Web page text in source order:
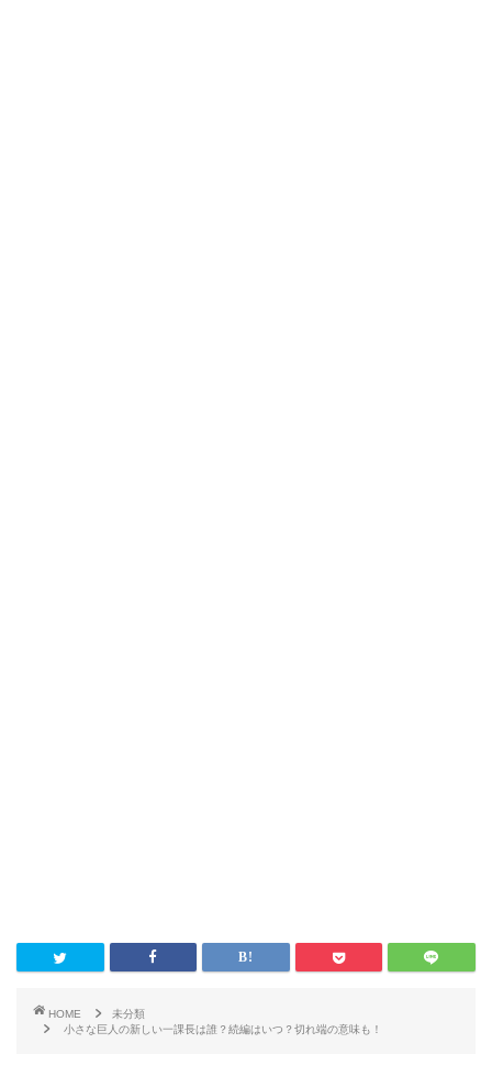
HOME
未分類
小さな巨人の新しい一課長は誰？続編はいつ？切れ端の意味も！